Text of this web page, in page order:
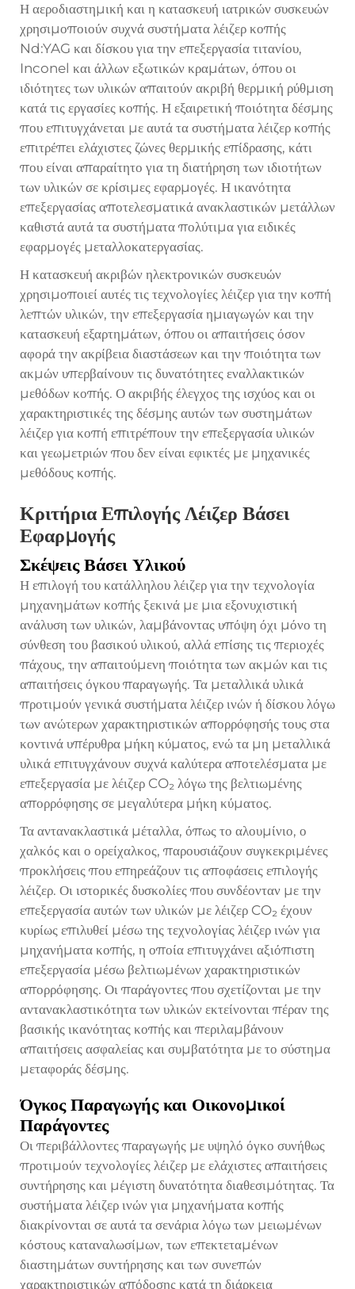
Η αεροδιαστημική και η κατασκευή ιατρικών συσκευών
χρησιμοποιούν συχνά συστήματα λέιζερ κοπής
Nd:YAG και δίσκου για την επεξεργασία τιτανίου,
Inconel και άλλων εξωτικών κραμάτων, όπου οι
ιδιότητες των υλικών απαιτούν ακριβή θερμική ρύθμιση
κατά τις εργασίες κοπής. Η εξαιρετική ποιότητα δέσμης
που επιτυγχάνεται με αυτά τα συστήματα λέιζερ κοπής
επιτρέπει ελάχιστες ζώνες θερμικής επίδρασης, κάτι
που είναι απαραίτητο για τη διατήρηση των ιδιοτήτων
των υλικών σε κρίσιμες εφαρμογές. Η ικανότητα
επεξεργασίας αποτελεσματικά ανακλαστικών μετάλλων
καθιστά αυτά τα συστήματα πολύτιμα για ειδικές
εφαρμογές μεταλλοκατεργασίας.
Η κατασκευή ακριβών ηλεκτρονικών συσκευών
χρησιμοποιεί αυτές τις τεχνολογίες λέιζερ για την κοπή
λεπτών υλικών, την επεξεργασία ημιαγωγών και την
κατασκευή εξαρτημάτων, όπου οι απαιτήσεις όσον
αφορά την ακρίβεια διαστάσεων και την ποιότητα των
ακμών υπερβαίνουν τις δυνατότητες εναλλακτικών
μεθόδων κοπής. Ο ακριβής έλεγχος της ισχύος και οι
χαρακτηριστικές της δέσμης αυτών των συστημάτων
λέιζερ για κοπή επιτρέπουν την επεξεργασία υλικών
και γεωμετριών που δεν είναι εφικτές με μηχανικές
μεθόδους κοπής.
Κριτήρια Επιλογής Λέιζερ Βάσει
Εφαρμογής
Σκέψεις Βάσει Υλικού
Η επιλογή του κατάλληλου λέιζερ για την τεχνολογία
μηχανημάτων κοπής ξεκινά με μια εξονυχιστική
ανάλυση των υλικών, λαμβάνοντας υπόψη όχι μόνο τη
σύνθεση του βασικού υλικού, αλλά επίσης τις περιοχές
πάχους, την απαιτούμενη ποιότητα των ακμών και τις
απαιτήσεις όγκου παραγωγής. Τα μεταλλικά υλικά
προτιμούν γενικά συστήματα λέιζερ ινών ή δίσκου λόγω
των ανώτερων χαρακτηριστικών απορρόφησής τους στα
κοντινά υπέρυθρα μήκη κύματος, ενώ τα μη μεταλλικά
υλικά επιτυγχάνουν συχνά καλύτερα αποτελέσματα με
επεξεργασία με λέιζερ CO₂ λόγω της βελτιωμένης
απορρόφησης σε μεγαλύτερα μήκη κύματος.
Τα αντανακλαστικά μέταλλα, όπως το αλουμίνιο, ο
χαλκός και ο ορείχαλκος, παρουσιάζουν συγκεκριμένες
προκλήσεις που επηρεάζουν τις αποφάσεις επιλογής
λέιζερ. Οι ιστορικές δυσκολίες που συνδέονταν με την
επεξεργασία αυτών των υλικών με λέιζερ CO₂ έχουν
κυρίως επιλυθεί μέσω της τεχνολογίας λέιζερ ινών για
μηχανήματα κοπής, η οποία επιτυγχάνει αξιόπιστη
επεξεργασία μέσω βελτιωμένων χαρακτηριστικών
απορρόφησης. Οι παράγοντες που σχετίζονται με την
αντανακλαστικότητα των υλικών εκτείνονται πέραν της
βασικής ικανότητας κοπής και περιλαμβάνουν
απαιτήσεις ασφαλείας και συμβατότητα με το σύστημα
μεταφοράς δέσμης.
Όγκος Παραγωγής και Οικονομικοί
Παράγοντες
Οι περιβάλλοντες παραγωγής με υψηλό όγκο συνήθως
προτιμούν τεχνολογίες λέιζερ με ελάχιστες απαιτήσεις
συντήρησης και μέγιστη δυνατότητα διαθεσιμότητας. Τα
συστήματα λέιζερ ινών για μηχανήματα κοπής
διακρίνονται σε αυτά τα σενάρια λόγω των μειωμένων
κόστους καταναλωσίμων, των επεκτεταμένων
διαστημάτων συντήρησης και των συνεπών
χαρακτηριστικών απόδοσης κατά τη διάρκεια